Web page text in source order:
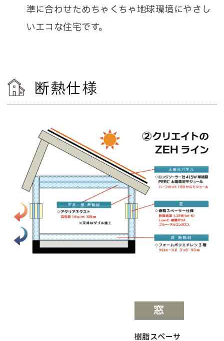
準に合わせためちゃくちゃ地球環境にやさし
いエコな住宅です。
断熱仕様
窓
樹脂スペーサ